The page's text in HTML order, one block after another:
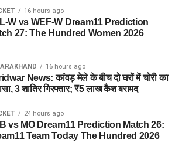
16 hours ago
W vs WEF-W Dream11 Prediction
27: The Hundred Women 2026
16 hours ago
News: कांवड़ मेले के बीच दो घरों में चोरी का
3 शातिर गिरफ्तार; ₹5 लाख कैश बरामद
24 hours ago
vs MO Dream11 Prediction Match 26:
Team Today The Hundred 2026